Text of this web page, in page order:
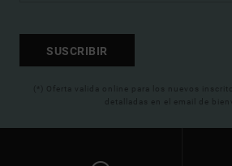
SUSCRIBIR
(*) Oferta valida online para los nuevos
detalladas en el email de